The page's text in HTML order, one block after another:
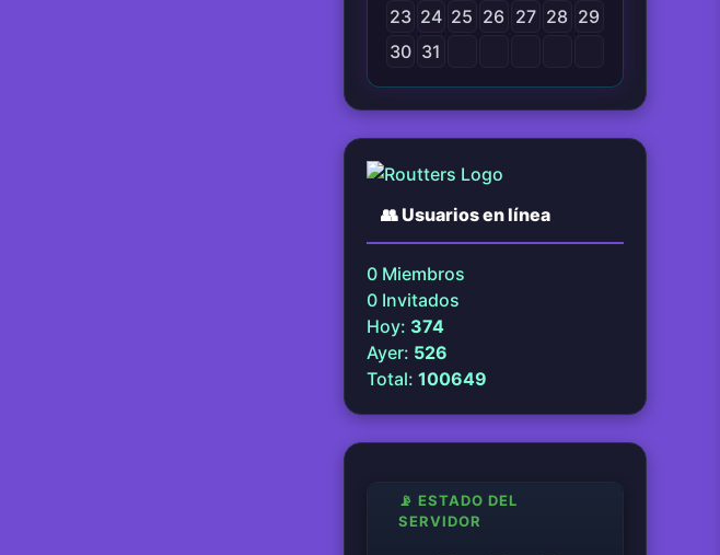
23 24 25 26 27 28 29
30 31
👥Usuarios en línea
0 Miembros
0 Invitados
Hoy: 374
Ayer: 526
Total: 100649
📡 ESTADO DEL
SERVIDOR